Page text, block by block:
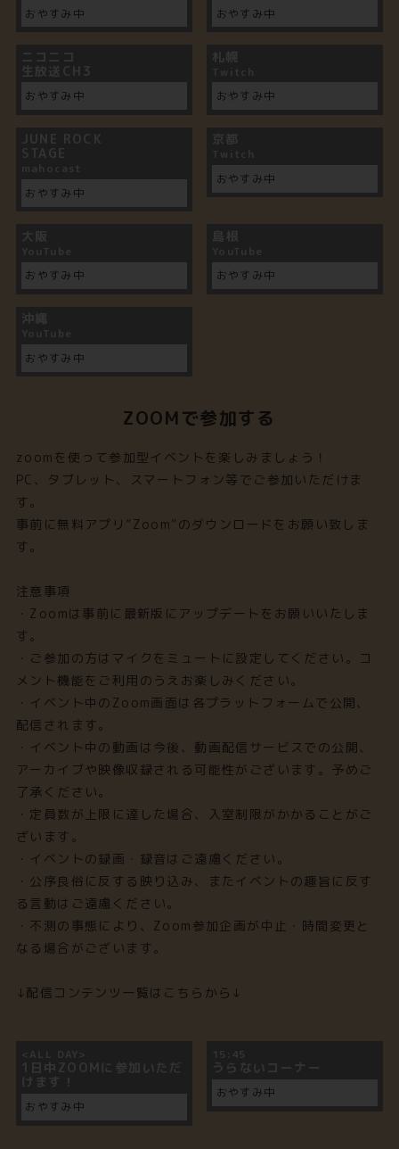
おやすみ中 おやすみ中
おやすみ中
おやすみ中
おやすみ中
おやすみ中
おやすみ中
おやすみ中
おやすみ中
ZOOMで参加する
zoomを使って参加型イベントを楽しみましょう！
PC、タブレット、スマートフォン等でご参加いただけま
す。
事前に無料アプリ”Zoom”のダウンロードをお願い致しま
す。
注意事項
・Zoomは事前に最新版にアップデートをお願いいたしま
す。
・ご参加の方はマイクをミュートに設定してください。コ
メント機能をご利用のうえお楽しみください。
・イベント中のZoom画面は各プラットフォームで公開、
配信されます。
・イベント中の動画は今後、動画配信サービスでの公開、
アーカイブや映像収録される可能性がございます。予めご
了承ください。
・定員数が上限に達した場合、入室制限がかかることがご
ざいます。
・イベントの録画・録音はご遠慮ください。
・公序良俗に反する映り込み、またイベントの趣旨に反す
る言動はご遠慮ください。
・不測の事態により、Zoom参加企画が中止・時間変更と
なる場合がございます。
↓配信コンテンツ一覧はこちらから↓
おやすみ中
おやすみ中